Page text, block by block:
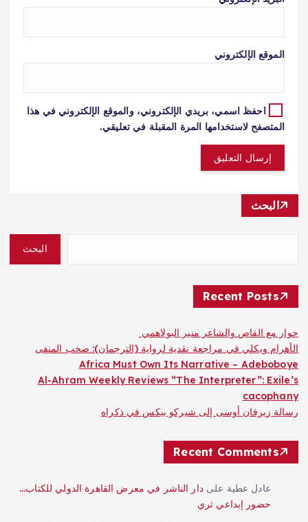
الموقع الإلكتروني
احفظ اسمي، بريدي الإلكتروني، والموقع الإلكتروني في هذا
المتصفح لاستخدامها المرة المقبلة في تعليقي.
البحث
البحث
Recent Posts
حوار مع القاص والشاعر منير البولاهمي
الأهرام ويكلي في مراجعة نقدية لرواية (الترجمان): صخب المنفى
Africa Must Own Its Narrative – Adeboboye
Al-Ahram Weekly Reviews “The Interpreter”: Exile’s
cacophany
رسالة زيرفان أوسى إلى شيركو بيكس في ذكراه
Recent Comments
عادل عطية علىدار الناشر في معرض القاهرة الدولي للكتاب…
حضور إبداعي ثري